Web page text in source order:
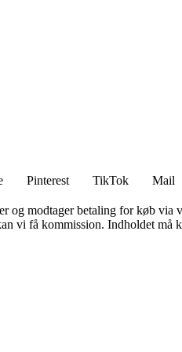
Pinterest TikTok Mail
og modtager betaling for køb via
vi få kommission. Indholdet må